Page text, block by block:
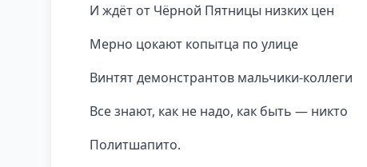
И ждёт от Чёрной Пятницы низких цен
Мерно цокают копытца по улице
Винтят демонстрантов мальчики-коллеги
Все знают, как не надо, как быть — никто
Политшапито.